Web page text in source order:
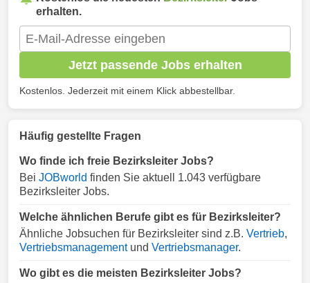
erhalten.
Jetzt passende Jobs erhalten
Kostenlos. Jederzeit mit einem Klick abbestellbar.
Häufig gestellte Fragen
Wo finde ich freie Bezirksleiter Jobs?
Bei JOBworld finden Sie aktuell 1.043 verfügbare
Bezirksleiter Jobs.
Welche ähnlichen Berufe gibt es für Bezirksleiter?
Ähnliche Jobsuchen für Bezirksleiter sind z.B. Vertrieb,
Vertriebsmanagementund Vertriebsmanager.
Wo gibt es die meisten Bezirksleiter Jobs?